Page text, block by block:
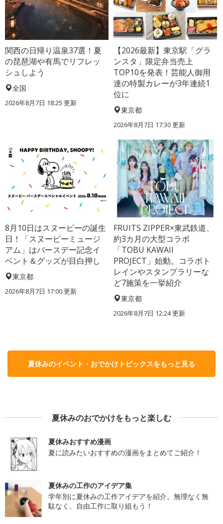
関西の日帰り温泉37選！夏
の琵琶湖や有馬でリフレッ
シュしよう
全国
2026年8月7日 18:25 更新
【2026最新】東京駅「グラ
ンスタ」限定弁当売上
TOP10を発表！芸能人御用
達の特製カレーが3年連続1
位に
東京都
2026年8月7日 17:30更新
8月10日はスヌーピーの誕生
日！「スヌーピーミュージ
アム」はバースデー記念イ
ベント＆グッズが目白押し
東京都
2026年8月7日 17:00更新
FRUITS ZIPPER×東武鉄道、
約3カ月の大型コラボ
「TOBU KAWAII
PROJECT」始動。コラボト
レインやスタンプラリーな
ど7施策を一挙紹介
東京都
2026年8月7日 12:24更新
夏休みのイベント・おでかけトピックスをもっと見る
夏休みのおでかけをもっと楽しむ
夏休みおすすめ漫画
夏に読みたいおすすめの漫画をまとめてご紹介！
夏休みの工作のアイデア集
学年別に夏休みの工作アイデアを紹介。無理なく無
駄なく、自由工作に取り組もう！